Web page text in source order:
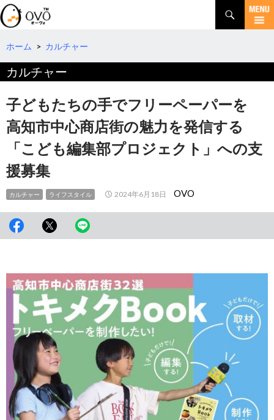
検
索
コ
テ
ツ
へ
ホーム > カルチャー
カルチャー
子どもたちの手でフリーペーパーを
高知市中心商店街の魅力を発信する
「こども編集部プロジェクト」への支
援募集
カルチャー ライフスタイル 2024年6月18日 OVO